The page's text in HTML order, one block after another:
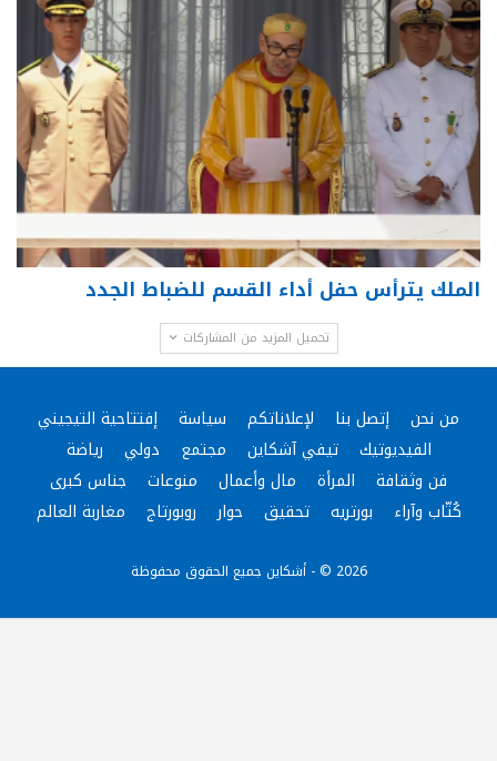
الملك يترأس حفل أداء القسم للضباط الجدد
تحميل المزيد من المشاركات
من نحن إتصل بنا لإعلاناتكم سياسة
إفتتاحية التيجيني
الفيديوتيك
تيفي آشكاين مجتمع دولي
رياضة
فن وثقافة
المرأة مال وأعمال منوعات
جناس كبرى
كُتّاب وآراء
بورتريه تحقيق حوار روبورتاج مغاربة العالم
2026 © - أشكاين جميع الحقوق محفوظة